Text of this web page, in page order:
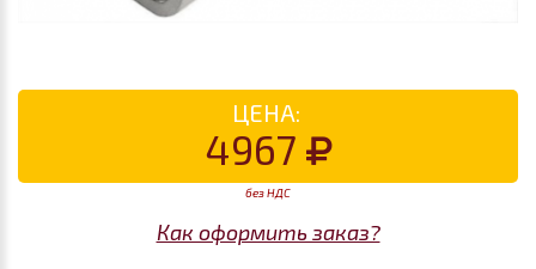
ЦЕНА:
4967
без НДС
Как оформить заказ?